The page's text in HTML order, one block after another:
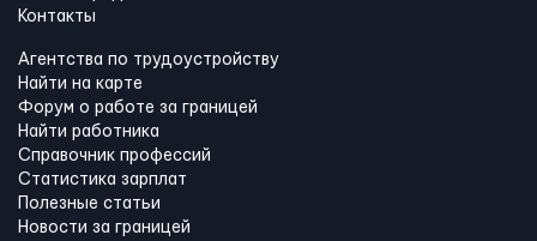
Контакты
Агентства по трудоустройству
Найти на карте
Форум о работе за границей
Найти работника
Справочник профессий
Статистика зарплат
Полезные статьи
Новости за границей